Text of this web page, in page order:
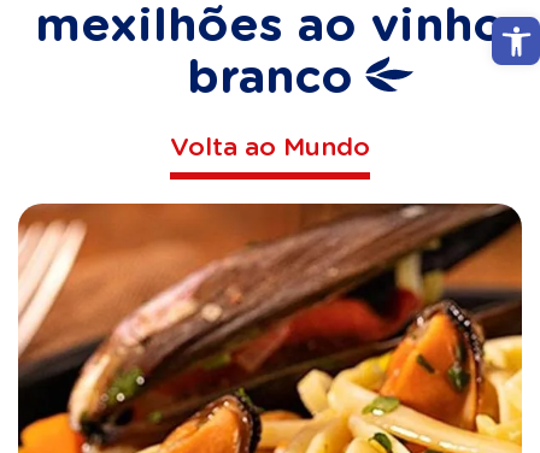
mexilhões ao vinho
branco
Volta ao Mundo